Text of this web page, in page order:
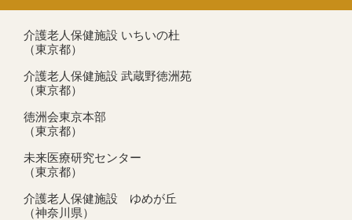
介護老人保健施設 いちいの杜
（東京都）
介護老人保健施設 武蔵野徳洲苑
（東京都）
徳洲会東京本部
（東京都）
未来医療研究センター
（東京都）
介護老人保健施設 ゆめが丘
（神奈川県）